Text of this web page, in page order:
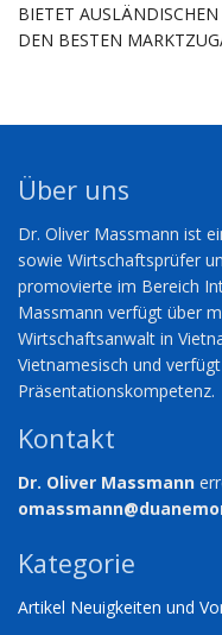
BIETET
DEN BESTEN
Über uns
Dr. Oliver Massmann ist
sowie Wirtschaftsprüfer
promovierte im Bereich
Massmann verfügt über
Wirtschaftsanwalt in
Vietnamesisch und
Präsentationskompetenz.
Kontakt
Dr. Oliver Massmann
Kategorie
Artikel Neuigkeiten und